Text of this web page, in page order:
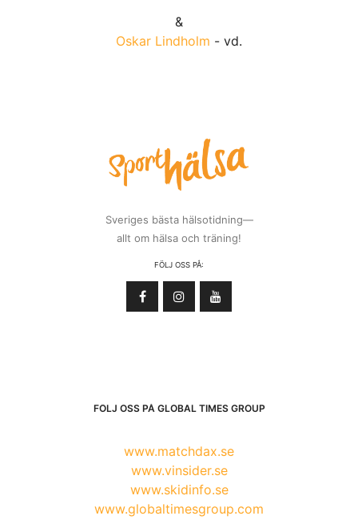
&
Oskar Lindholm - vd.
Sveriges bästa hälsotidning—
allt om hälsa och träning!
FÖLJ OSS PÅ:
FÖLJ OSS PÅ GLOBAL TIMES GROUP
www.matchdax.se
www.vinsider.se
www.skidinfo.se
www.globaltimesgroup.com